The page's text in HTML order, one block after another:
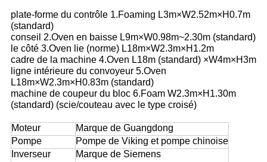
plate-forme du contrôle 1.Foaming L3m×W2.52m×H0.7m
(standard)
conseil 2.Oven en baisse L9m×W0.98m~2.30m (standard)
le côté 3.Oven lie (norme) L18m×W2.3m×H1.2m
cadre de la machine 4.Oven L18m (standard) ×W4m×H3m
ligne intérieure du convoyeur 5.Oven
L18m×W2.3m×H0.83m (standard)
machine de coupeur du bloc 6.Foam W2.3m×H1.30m
(standard) (scie/couteau avec le type croisé)
Moteur
Marque de Guangdong
Pompe
Pompe de Viking et pompe chinoise
Inverseur
Marque de Siemens